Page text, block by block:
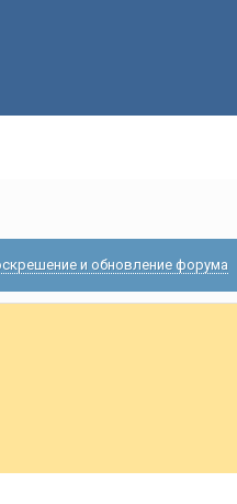
и обновление форума